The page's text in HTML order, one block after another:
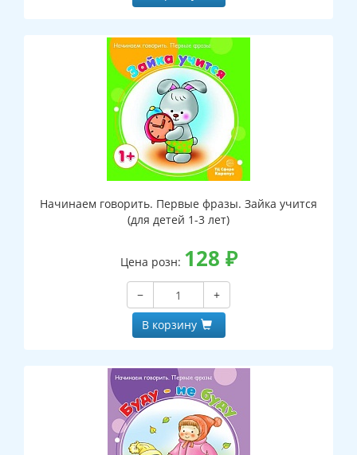
Начинаем говорить. Первые фразы. Зайка учится
(для детей 1-3 лет)
Цена розн: 128 ₽
−
+
В корзину